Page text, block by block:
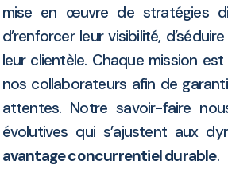
mise en œuvre de stratégies
d’renforcer leur visibilité,
leur clientèle. Chaque mission
nos collaborateurs afin de
attentes. Notre savoir-faire
évolutives qui s’ajustent aux
avantage concurrentiel durable.